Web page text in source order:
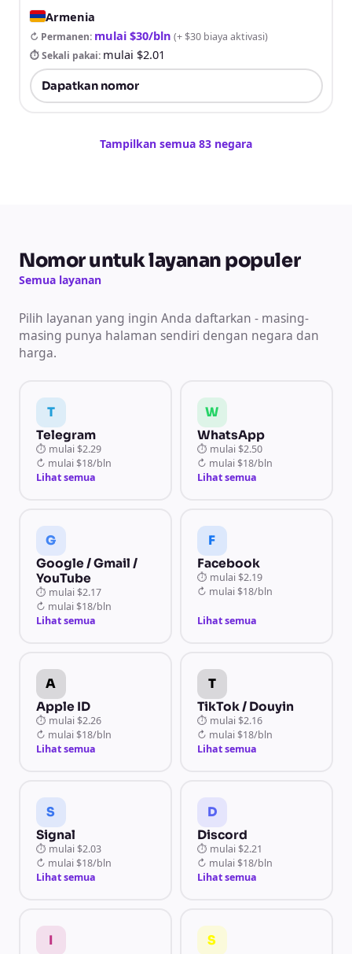
Armenia
↻ Permanen: mulai $30/bln (+ $30 biaya aktivasi)
⏱ Sekali pakai: mulai $2.01
Dapatkan nomor
Tampilkan semua 83 negara
Nomor untuk layanan populer
Semua layanan
Pilih layanan yang ingin Anda daftarkan - masing-
masing punya halaman sendiri dengan negara dan
harga.
T
Telegram
⏱ mulai $2.29
↻ mulai $18/bln
Lihat semua
W
WhatsApp
⏱ mulai $2.50
↻ mulai $18/bln
Lihat semua
G
Google / Gmail /
YouTube
⏱ mulai $2.17
↻ mulai $18/bln
Lihat semua
F
Facebook
⏱ mulai $2.19
↻ mulai $18/bln
Lihat semua
A
Apple ID
⏱ mulai $2.26
↻ mulai $18/bln
Lihat semua
T
TikTok / Douyin
⏱ mulai $2.16
↻ mulai $18/bln
Lihat semua
S
Signal
⏱ mulai $2.03
↻ mulai $18/bln
Lihat semua
D
Discord
⏱ mulai $2.21
↻ mulai $18/bln
Lihat semua
I S